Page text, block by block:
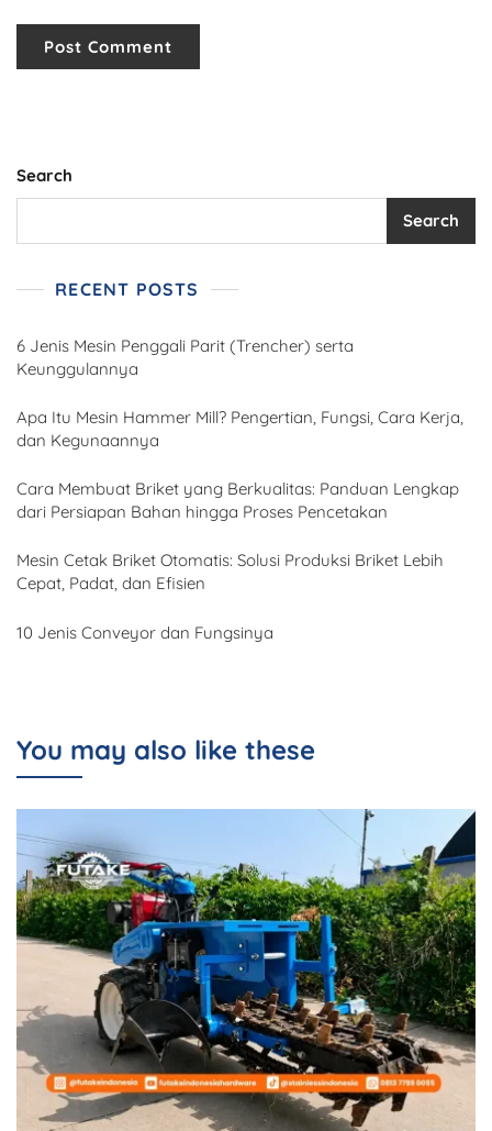
Search
Search
RECENT POSTS
6 Jenis Mesin Penggali Parit (Trencher) serta
Keunggulannya
Apa Itu Mesin Hammer Mill? Pengertian, Fungsi, Cara Kerja,
dan Kegunaannya
Cara Membuat Briket yang Berkualitas: Panduan Lengkap
dari Persiapan Bahan hingga Proses Pencetakan
Mesin Cetak Briket Otomatis: Solusi Produksi Briket Lebih
Cepat, Padat, dan Efisien
10 Jenis Conveyor dan Fungsinya
You may also like these